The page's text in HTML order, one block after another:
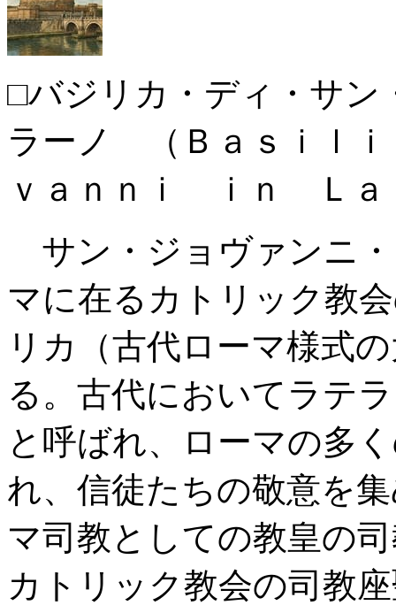
□バジリカ・ディ・サン
ラーノ （Ｂａｓｉｌ
ｖａｎｎｉ ｉｎ Ｌａ
サン・ジョヴァンニ
マに在るカトリック教
リカ（古代ローマ様式
る。古代においてラテ
と呼ばれ、ローマの多
れ、信徒たちの敬意を
マ司教としての教皇の
カトリック教会の司教